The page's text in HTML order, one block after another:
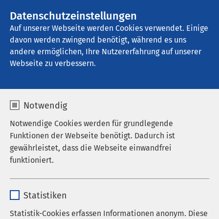
Datenschutzeinstellungen
Auf unserer Webseite werden Cookies verwendet. Einige
davon werden zwingend benötigt, während es uns
andere ermöglichen, Ihre Nutzererfahrung auf unserer
Webseite zu verbessern.
Notwendig
Notwendige Cookies werden für grundlegende
Funktionen der Webseite benötigt. Dadurch ist
gewährleistet, dass die Webseite einwandfrei
funktioniert.
Anbieter sgalinski
Statistiken
Statistik-Cookies erfassen Informationen anonym. Diese
AMEOS Klinikum Middelburg
Diagnostik
Eine gründliche, differenzierte und nicht zuletzt
schonende Diagnostik ist unverzichtbarer Teil der
hilfreiche rehabilitative Therapie sowie um
Komplikationen rechtzeitig erkennen und